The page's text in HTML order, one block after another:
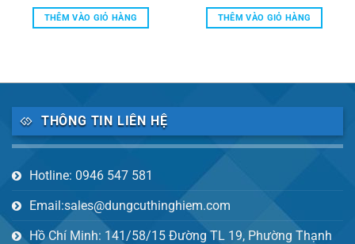
THÊM VÀO GIỎ HÀNG THÊM VÀO GIỎ HÀNG
THÔNG TIN LIÊN HỆ
Hotline: 0946 547 581
Email:sales@dungcuthinghiem.com
Hồ Chí Minh: 141/58/15 Đường TL 19, Phường Thạnh